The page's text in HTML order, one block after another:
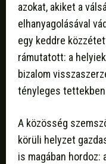
azokat, akiket a
elhanyagolásával
egy keddre
rámutatott: a
bizalom
tényleges
A közösség
körüli helyzet
is magában